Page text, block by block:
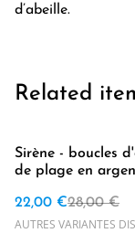
d’abeille.
Related
%
Sirène - boucles
de plage en
disponibles)
22,00 €28,00 €
AUTRES VARIANTES